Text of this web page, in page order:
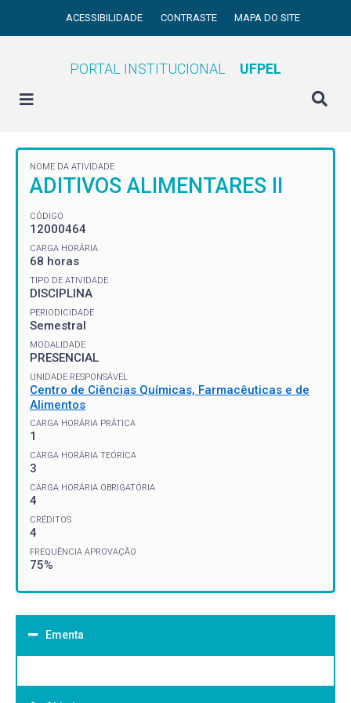
ACESSIBILIDADE CONTRASTE MAPA DO SITE
PORTAL INSTITUCIONAL UFPEL
NOME DA ATIVIDADE
ADITIVOS ALIMENTARES II
CÓDIGO
12000464
CARGA HORÁRIA
68 horas
TIPO DE ATIVIDADE
DISCIPLINA
PERIODICIDADE
Semestral
MODALIDADE
PRESENCIAL
UNIDADE RESPONSÁVEL
Centro de Ciências Químicas, Farmacêuticas e de
Alimentos
CARGA HORÁRIA PRÁTICA
1
CARGA HORÁRIA TEÓRICA
3
CARGA HORÁRIA OBRIGATÓRIA
4
CRÉDITOS
4
FREQUÊNCIA APROVAÇÃO
75%
Ementa